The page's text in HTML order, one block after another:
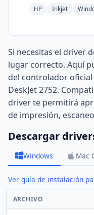
HP Inkjet
Si necesitas el driver
lugar correcto. Aquí
del controlador
DeskJet 2752.
driver te permitirá
de impresión,
Descargar
Windows Mac
Ver guía de instalación
ARCHIVO